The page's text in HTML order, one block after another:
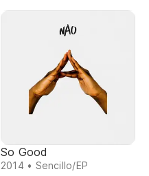
So Good
2014 • Sencillo/EP